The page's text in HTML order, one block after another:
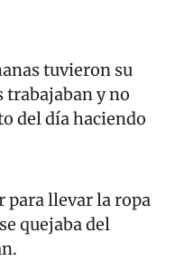
tuvieron su
trabajaban y no
del día haciendo
para llevar la ropa
quejaba del